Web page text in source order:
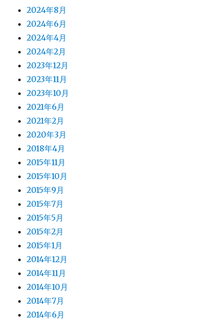
2024年8月
2024年6月
2024年4月
2024年2月
2023年12月
2023年11月
2023年10月
2021年6月
2021年2月
2020年3月
2018年4月
2015年11月
2015年10月
2015年9月
2015年7月
2015年5月
2015年2月
2015年1月
2014年12月
2014年11月
2014年10月
2014年7月
2014年6月